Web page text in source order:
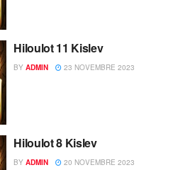
Hiloulot 11 Kislev
BY ADMIN 23 NOVEMBRE 2023
Hiloulot 8 Kislev
BY ADMIN 20 NOVEMBRE 2023